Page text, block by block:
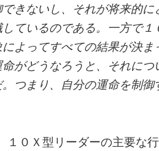
きないし、それが将来的
ているのである。一方で
よってすべての結果が決
がどうなろうと、それに
つまり、自分の運命を制
１０Ｘ型リーダーの主要な